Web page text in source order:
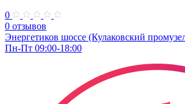
0
0 отзывов
Энергетиков шоссе (Кулаковский
Пн-Пт 09:00-18:00